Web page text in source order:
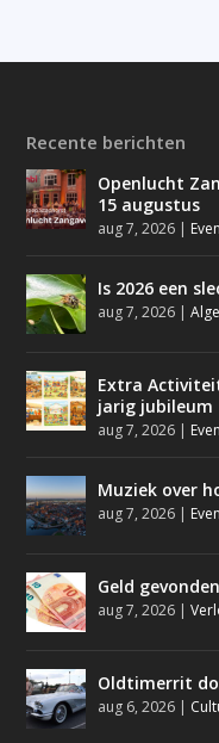
Recente berichten
Openlucht
15 augustus
aug 7, 2026 |
Is 2026 een
aug 7, 2026 |
Extra
jarig jubileum
aug 7, 2026 |
Muziek over
aug 7, 2026 |
Geld gevonden
aug 7, 2026 |
Oldtimerrit
aug 6, 2026 |